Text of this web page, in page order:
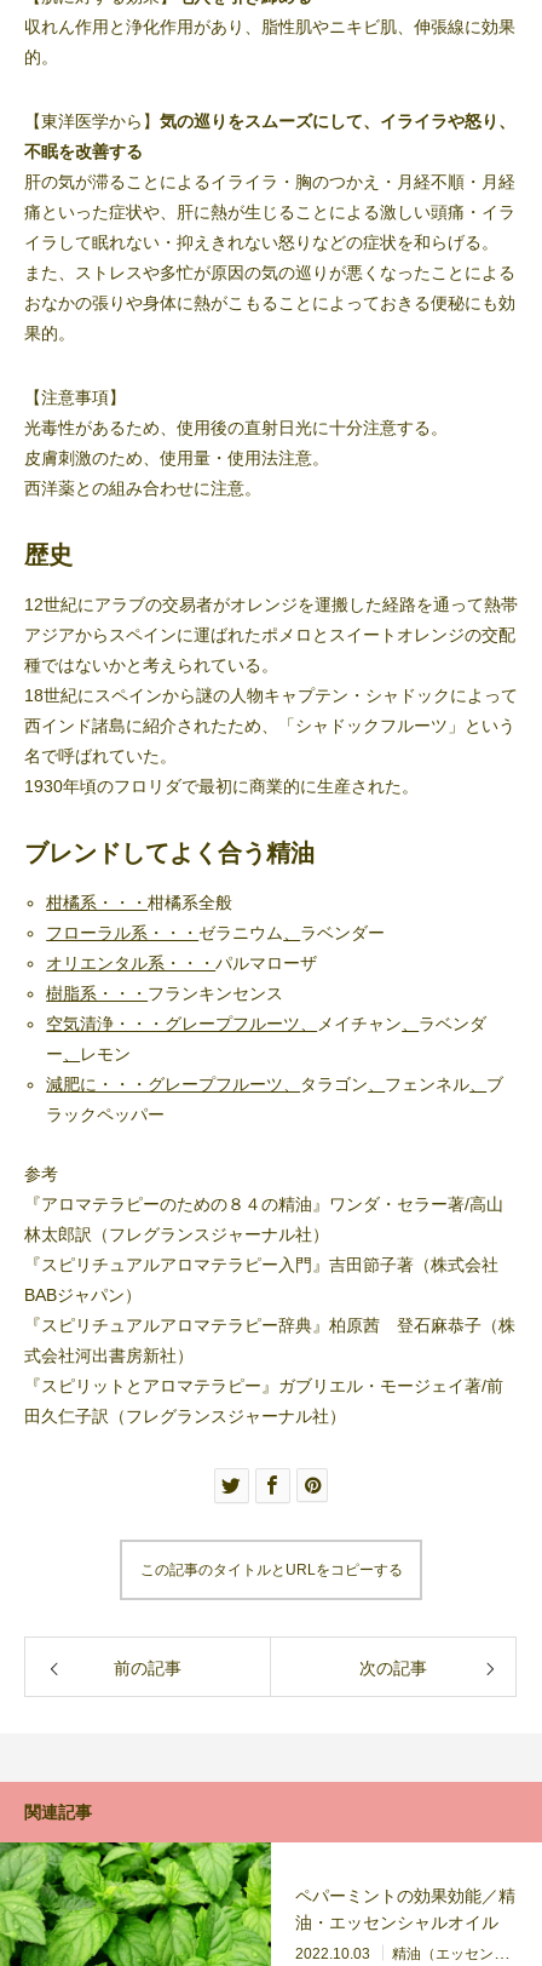
収れん作用と浄化作用があり、脂性肌やニキビ肌、伸張線に効果
的。
【東洋医学から】 気の巡りをスムーズにして、イライラや怒り、
不眠を改善する
肝の気が滞ることによるイライラ・胸のつかえ・月経不順・月経
痛といった症状や、肝に熱が生じることによる激しい頭痛・イラ
イラして眠れない・抑えきれない怒りなどの症状を和らげる。
また、ストレスや多忙が原因の気の巡りが悪くなったことによる
おなかの張りや身体に熱がこもることによっておきる便秘にも効
果的。
【注意事項】
光毒性があるため、使用後の直射日光に十分注意する。
皮膚刺激のため、使用量・使用法注意。
西洋薬との組み合わせに注意。
歴史
12世紀にアラブの交易者がオレンジを運搬した経路を通って熱帯
アジアからスペインに運ばれたポメロとスイートオレンジの交配
種ではないかと考えられている。
18世紀にスペインから謎の人物キャプテン・シャドックによって
西インド諸島に紹介されたため、「シャドックフルーツ」という
名で呼ばれていた。
1930年頃のフロリダで最初に商業的に生産された。
ブレンドしてよく合う精油
柑橘系・・・柑橘系全般
フローラル系・・・ ゼラニウム
ラベンダー
オリエンタル系・・・パルマローザ
樹脂系・・・ フランキンセンス
空気清浄・・・グレープフルーツ、
メイチャン
ラベンダ
ー
レモン
減肥に・・・グレープフルーツ、
タラゴン フェンネル
ブ
ラックペッパー
参考
『アロマテラピーのための８４の精油』ワンダ・セラー著/高山
林太郎訳（フレグランスジャーナル社）
『スピリチュアルアロマテラピー入門』吉田節子著（株式会社
BABジャパン）
『スピリチュアルアロマテラピー辞典』柏原茜 登石麻恭子（株
式会社河出書房新社）
『スピリットとアロマテラピー』ガブリエル・モージェイ著/前
田久仁子訳（フレグランスジャーナル社）
この記事のタイトルとURLをコピーする
前の記事 次の記事
関連記事
ペパーミントの効果効能／精
油・エッセンシャルオイル
2022.10.03 精油（エッセンシャルオイル）